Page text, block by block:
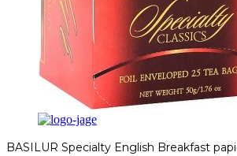
BASILUR Specialty English Breakfast